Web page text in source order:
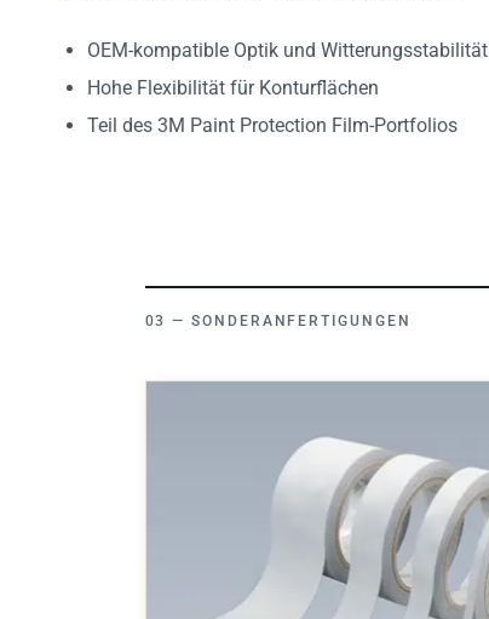
OEM-kompatible Optik und Witterungsstabilität
Hohe Flexibilität für Konturflächen
Teil des 3M Paint Protection Film-Portfolios
SONDERANFERTIGUNGEN